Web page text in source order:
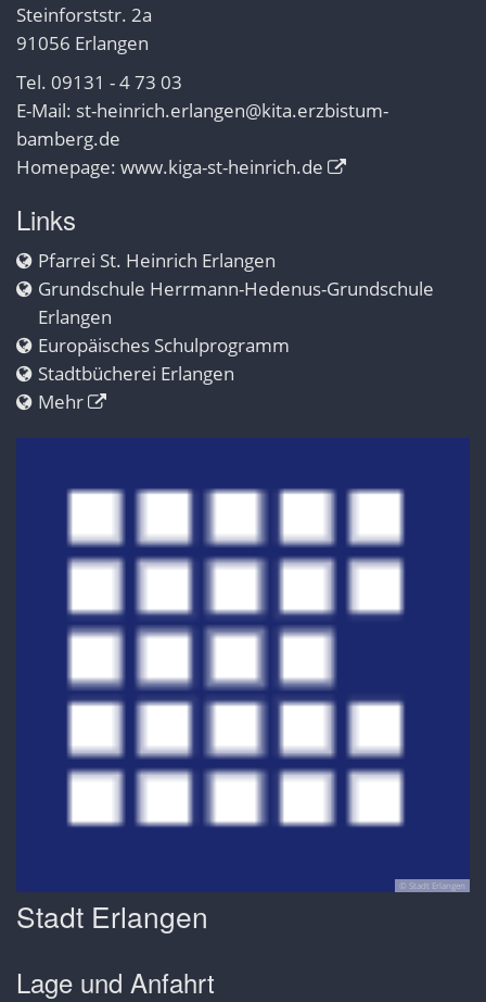
Steinforststr. 2a
91056 Erlangen
Tel. 09131 - 4 73 03
E-Mail: st-heinrich.erlangen@kita.erzbistum-
bamberg.de
Homepage: www.kiga-st-heinrich.de
Links
Pfarrei St. Heinrich Erlangen
Grundschule Herrmann-Hedenus-Grundschule
Erlangen
Europäisches Schulprogramm
Stadtbücherei Erlangen
Mehr
© Stadt Erlangen
Stadt Erlangen
Lage und Anfahrt